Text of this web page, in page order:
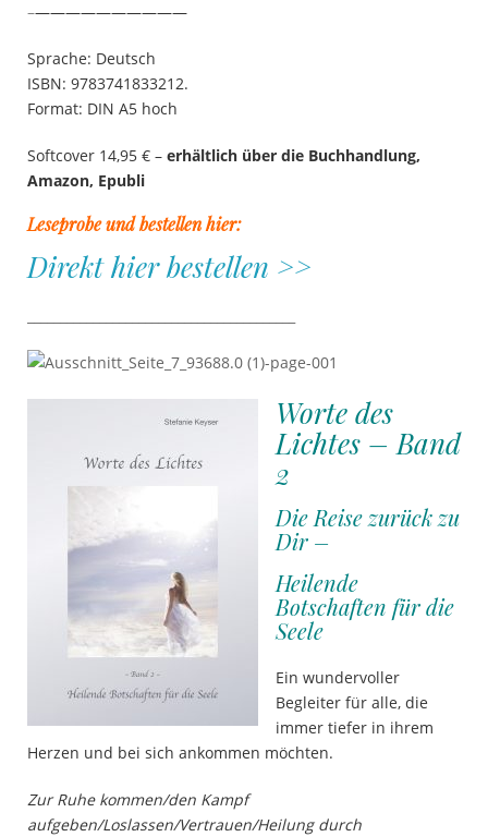
–——————————
Sprache: Deutsch
ISBN: 9783741833212.
Format: DIN A5 hoch
Softcover 14,95 € – erhältlich über die Buchhandlung,
Amazon, Epubli
Leseprobe und bestellen hier:
Direkt hier bestellen >>
Worte des
Lichtes – Band
2
Die Reise zurück zu
Dir –
Heilende
Botschaften für die
Seele
Ein wundervoller
Begleiter für alle, die
immer tiefer in ihrem
Herzen und bei sich ankommen möchten.
Zur Ruhe kommen/den Kampf
aufgeben/Loslassen/Vertrauen/Heilung durch